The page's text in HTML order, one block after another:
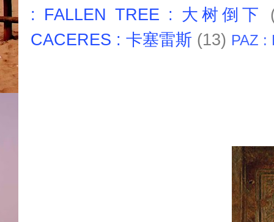
: FALLEN TREE : 大树倒下
CACERES : 卡塞雷斯 (13) PAZ :